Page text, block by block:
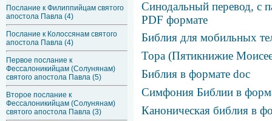
Послание к Филиппийцам святого
апостола Павла (4)
Послание к Колоссянам святого
апостола Павла (4)
Первое послание к
Фессалоникийцам (Солунянам)
святого апостола Павла (5)
Второе послание к
Фессалоникийцам (Солунянам)
святого апостола Павла (3)
Синодальный перевод, с
PDF формате
Библия для мобильных
Тора (Пятикнижие
Библия в формате doc
Симфония Библии в
Каноническая библия в